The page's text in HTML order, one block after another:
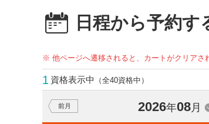
日程から予約す
※ 他ページへ遷移されると、カートがクリアさ
1 資格表示中 （全40資格中）
前月 2026年08月